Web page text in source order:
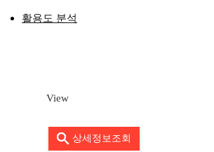
활용도 분석
View
상세정보조회